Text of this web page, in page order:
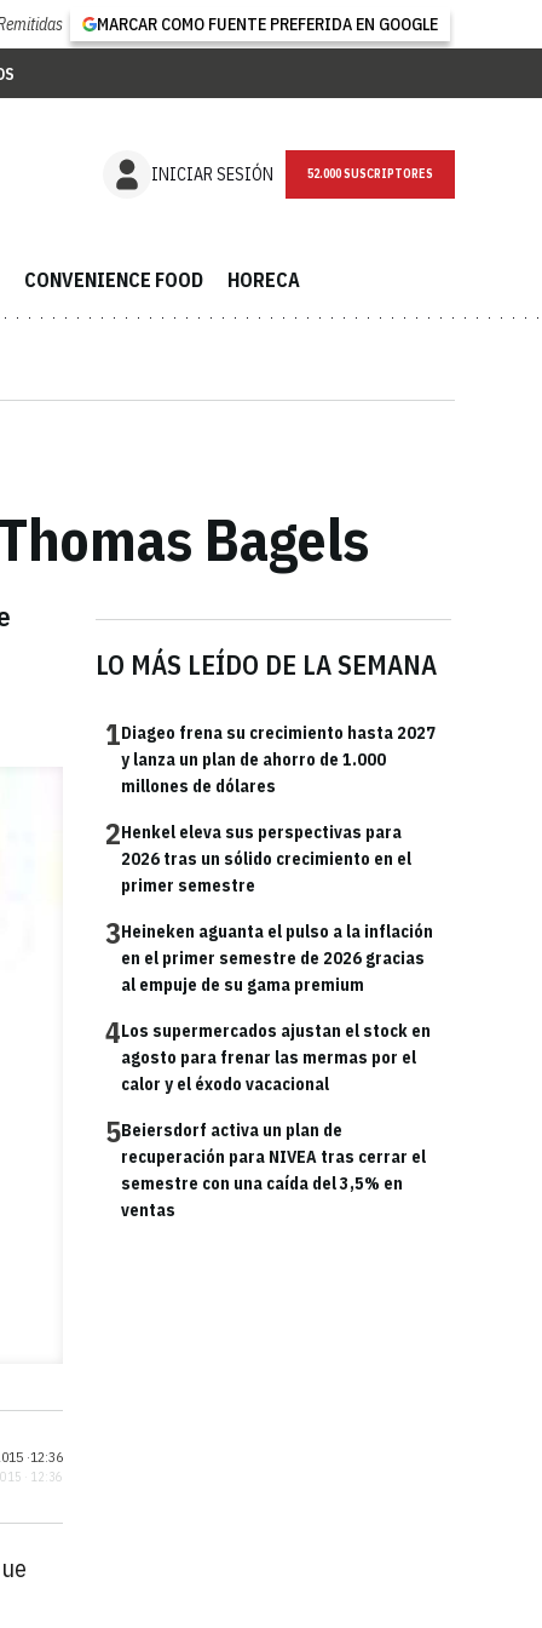
MARCAR COMO FUENTE PREFERIDA EN GOOGLE
INICIAR SESIÓN NEWSLETTER
CONVENIENCE FOOD HORECA
Bagels
LO MÁS LEÍDO DE LA SEMANA
1Diageo frena su crecimiento hasta 2027
y lanza un plan de ahorro de 1.000
millones de dólares
2Henkel eleva sus perspectivas para
2026 tras un sólido crecimiento en el
primer semestre
3Heineken aguanta el pulso a la inflación
en el primer semestre de 2026 gracias
al empuje de su gama premium
4Los supermercados ajustan el stock en
agosto para frenar las mermas por el
calor y el éxodo vacacional
5Beiersdorf activa un plan de
recuperación para NIVEA tras cerrar el
semestre con una caída del 3,5% en
ventas
·12:36
· 12:36